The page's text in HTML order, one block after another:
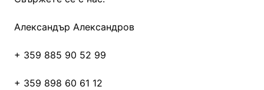
Александър Александров
+ 359 885 90 52 99
+ 359 898 60 61 12